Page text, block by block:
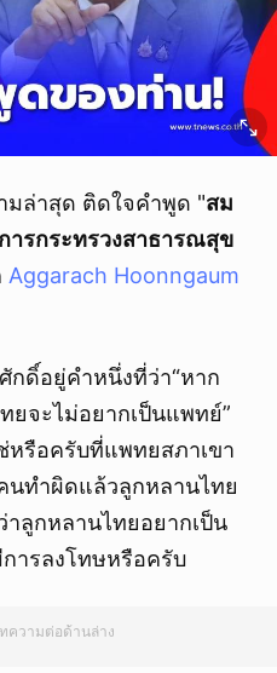
มล่าสุด ติดใจคำพูด "สม
ารกระทรวงสาธารณสุข
Aggarach Hoonngaum
ดิ์อยู่คำหนึ่งที่ว่า“หาก
จะไม่อยากเป็นแพทย์”
รือครับที่แพทยสภาเขา
นทำผิดแล้วลูกหลานไทย
ลูกหลานไทยอยากเป็น
ารลงโทษหรือครับ
วามต่อด้านล่าง